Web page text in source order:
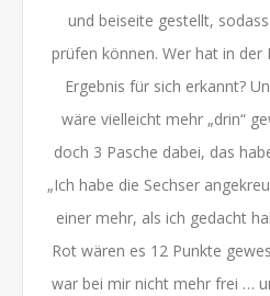
und beiseite gestellt,
prüfen können. Wer hat in der
Ergebnis für sich erkannt?
wäre vielleicht mehr „drin“
doch 3 Pasche dabei, das
„Ich habe die Sechser
einer mehr, als ich gedacht
Rot wären es 12 Punkte
war bei mir nicht mehr frei …